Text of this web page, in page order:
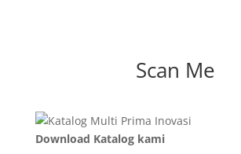
Scan Me
Download Katalog kami